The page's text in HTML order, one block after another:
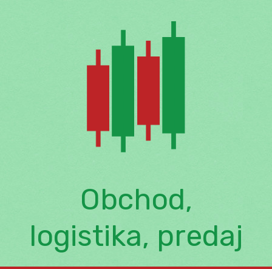
Obchod,
logistika, predaj